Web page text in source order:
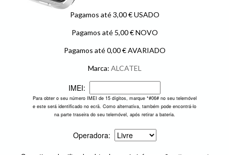
Pagamos até 3,00 € USADO
Pagamos até 5,00 € NOVO
Pagamos até 0,00 € AVARIADO
Marca: ALCATEL
IMEI:
Para obter o seu número IMEI de 15 dígitos, marque *#06# no seu telemóvel
e este será identificado no ecrã. Como alternativa, também pode encontrá-lo
na parte traseira do seu telemóvel, após retirar a bateria.
Operadora: